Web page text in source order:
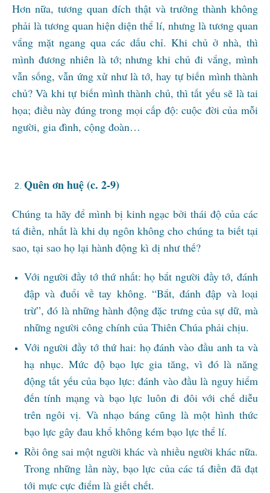
Hơn nữa, tương quan đích thật và trưởng thành không
phải là tương quan hiện diện thể lí, nhưng là tương quan
vắng mặt ngang qua các dấu chỉ. Khi chủ ở nhà, thì
mình đương nhiên là tớ; nhưng khi chủ đi vắng, mình
vẫn sống, vẫn ứng xử như là tớ, hay tự biến mình thành
chủ? Và khi tự biến mình thành chủ, thì tất yếu sẽ là tai
họa; điều này đúng trong mọi cấp độ: cuộc đời của mỗi
người, gia đình, cộng đoàn…
Quên ơn huệ (c. 2-9)
Chúng ta hãy để mình bị kinh ngạc bởi thái độ của các
tá điền, nhất là khi dụ ngôn không cho chúng ta biết tại
sao, tại sao họ lại hành động kì dị như thế?
Với người đầy tớ thứ nhất: họ bắt người đầy tớ, đánh
đập và đuổi về tay không. “Bắt, đánh đập và loại
trừ”, đó là những hành động đặc trưng của sự dữ, mà
những người công chính của Thiên Chúa phải chịu.
Với người đầy tớ thứ hai: họ đánh vào đầu anh ta và
hạ nhục. Mức độ bạo lực gia tăng, vì đó là năng
động tất yếu của bạo lực: đánh vào đầu là nguy hiểm
đến tính mạng và bạo lực luôn đi đôi với chế diễu
trên ngôi vị. Và nhạo báng cũng là một hình thức
bạo lực gây đau khổ không kém bạo lực thể lí.
Rồi ông sai một người khác và nhiều người khác nữa.
Trong những lần này, bạo lực của các tá điền đã đạt
tới mực cực điểm là giết chết.